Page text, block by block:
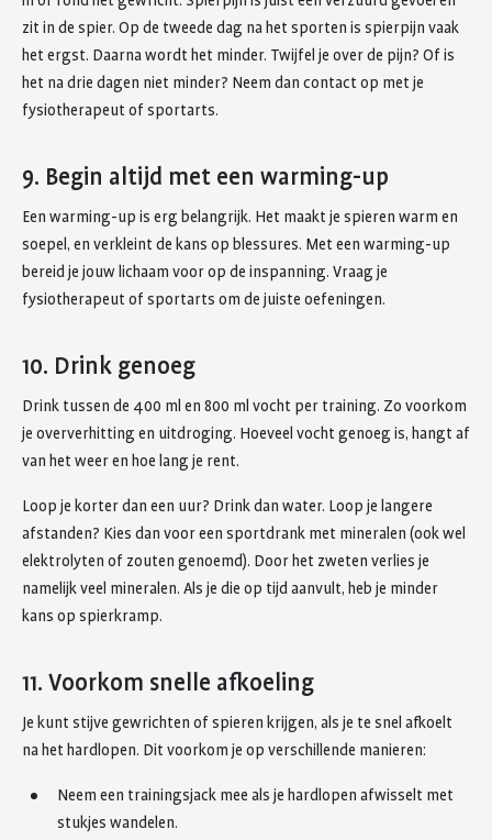
zit in de spier. Op de tweede dag na het sporten is spierpijn vaak
het ergst. Daarna wordt het minder. Twijfel je over de pijn? Of is
het na drie dagen niet minder? Neem dan contact op met je
fysiotherapeut of sportarts.
9. Begin altijd met een warming-up
Een warming-up is erg belangrijk. Het maakt je spieren warm en
soepel, en verkleint de kans op blessures. Met een warming-up
bereid je jouw lichaam voor op de inspanning. Vraag je
fysiotherapeut of sportarts om de juiste oefeningen.
10. Drink genoeg
Drink tussen de 400 ml en 800 ml vocht per training. Zo voorkom
je oververhitting en uitdroging. Hoeveel vocht genoeg is, hangt af
van het weer en hoe lang je rent.
Loop je korter dan een uur? Drink dan water. Loop je langere
afstanden? Kies dan voor een sportdrank met mineralen (ook wel
elektrolyten of zouten genoemd). Door het zweten verlies je
namelijk veel mineralen. Als je die op tijd aanvult, heb je minder
kans op spierkramp.
11. Voorkom snelle afkoeling
Je kunt stijve gewrichten of spieren krijgen, als je te snel afkoelt
na het hardlopen. Dit voorkom je op verschillende manieren:
Neem een trainingsjack mee als je hardlopen afwisselt met
stukjes wandelen.